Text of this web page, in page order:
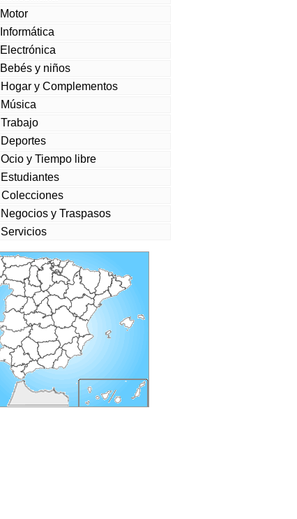
Motor
Informática
Electrónica
Bebés y niños
Hogar y Complementos
Música
Trabajo
Deportes
Ocio y Tiempo libre
Estudiantes
Colecciones
Negocios y Traspasos
Servicios